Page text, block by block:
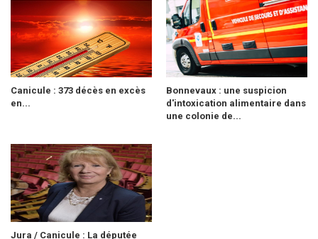
Canicule : 373 décès en excès
en...
Bonnevaux : une suspicion
d'intoxication alimentaire dans
une colonie de...
Jura / Canicule : La députée